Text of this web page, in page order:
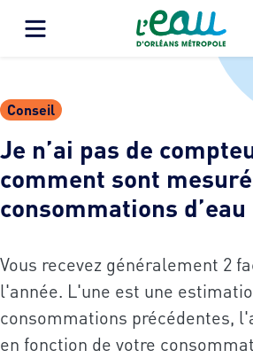
Conseil
Je n’ai pas de
comment sont
consommations d’eau
Vous recevez généralement 2
l'année. L'une est une
consommations précédentes,
en fonction de votre